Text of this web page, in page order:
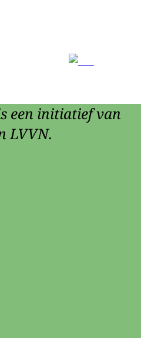
een initiatief van
LVVN.